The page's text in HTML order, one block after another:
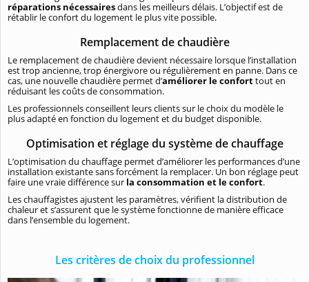
réparations nécessairesdans les meilleurs délais. L’objectif est de
rétablir le confort du logement le plus vite possible.
Remplacement de chaudière
Le remplacement de chaudière devient nécessaire lorsque l’installation
est trop ancienne, trop énergivore ou régulièrement en panne. Dans ce
cas, une nouvelle chaudière permet d’améliorer le conforttout en
réduisant les coûts de consommation.
Les professionnels conseillent leurs clients sur le choix du modèle le
plus adapté en fonction du logement et du budget disponible.
Optimisation et réglage du système de chauffage
L’optimisation du chauffage permet d’améliorer les performances d’une
installation existante sans forcément la remplacer. Un bon réglage peut
faire une vraie différence sur la consommation et le confort.
Les chauffagistes ajustent les paramètres, vérifient la distribution de
chaleur et s’assurent que le système fonctionne de manière efficace
dans l’ensemble du logement.
Les critères de choix du professionnel